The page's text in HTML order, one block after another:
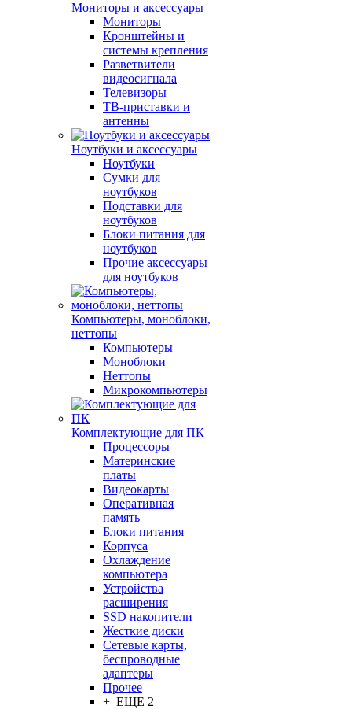
Мониторы и аксессуары
Мониторы
Кронштейны и
системы крепления
Разветвители
видеосигнала
Телевизоры
ТВ-приставки и
антенны
Ноутбуки и аксессуары
Ноутбуки
Сумки для
ноутбуков
Подставки для
ноутбуков
Блоки питания для
ноутбуков
Прочие аксессуары
для ноутбуков
Компьютеры, моноблоки,
неттопы
Компьютеры
Моноблоки
Неттопы
Микрокомпьютеры
Комплектующие для ПК
Процессоры
Материнские
платы
Видеокарты
Оперативная
память
Блоки питания
Корпуса
Охлаждение
компьютера
Устройства
расширения
SSD накопители
Жесткие диски
Сетевые карты,
беспроводные
адаптеры
Прочее
+ ЕЩЕ 2